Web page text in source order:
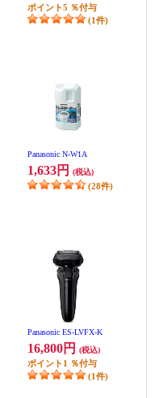
ポイント5 ％付与
(1件)
Panasonic N-W1A
1,633円 (税込)
(28件)
Panasonic ES-LVFX-K
16,800円 (税込)
ポイント 1 ％付与
(1件)
タニタ キッチンタイマー 抗菌で